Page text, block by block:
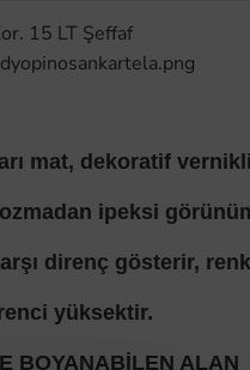
15 LT Şeffaf
mat, dekoratif
ipeksi
direnç gösterir,
yüksektir.
BOYANABİLEN ALAN